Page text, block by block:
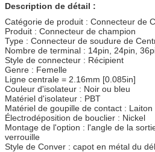
Description de détail :
Catégorie de produit : Connecteur de
Produit : Connecteur de champion
Type : Connecteur de soudure de
Nombre de terminal : 14pin, 24pin,
Style de connecteur : Récipient
Genre : Femelle
Ligne centrale = 2.16mm [0.085in]
Couleur d'isolateur : Noir ou bleu
Matériel d'isolateur : PBT
Matériel de goupille de contact : Laiton
Électrodéposition de bouclier : Nickel
Montage de l'option : l'angle de la
verrouille
Style de Conver : capot en métal du